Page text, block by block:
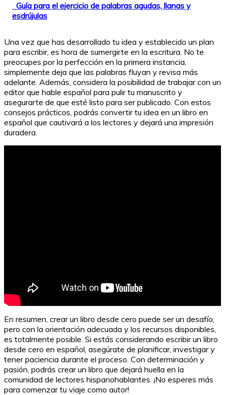
Guía para el ejercicio de palabras agudas, llanas y
esdrújulas
Una vez que has desarrollado tu idea y establecido un plan
para escribir, es hora de sumergirte en la escritura. No te
preocupes por la perfección en la primera instancia,
simplemente deja que las palabras fluyan y revisa más
adelante. Además, considera la posibilidad de trabajar con un
editor que hable español para pulir tu manuscrito y
asegurarte de que esté listo para ser publicado. Con estos
consejos prácticos, podrás convertir tu idea en un libro en
español que cautivará a los lectores y dejará una impresión
duradera.
En resumen, crear un libro desde cero puede ser un desafío,
pero con la orientación adecuada y los recursos disponibles,
es totalmente posible. Si estás considerando escribir un libro
desde cero en español, asegúrate de planificar, investigar y
tener paciencia durante el proceso. Con determinación y
pasión, podrás crear un libro que dejará huella en la
comunidad de lectores hispanohablantes. ¡No esperes más
para comenzar tu viaje como autor!